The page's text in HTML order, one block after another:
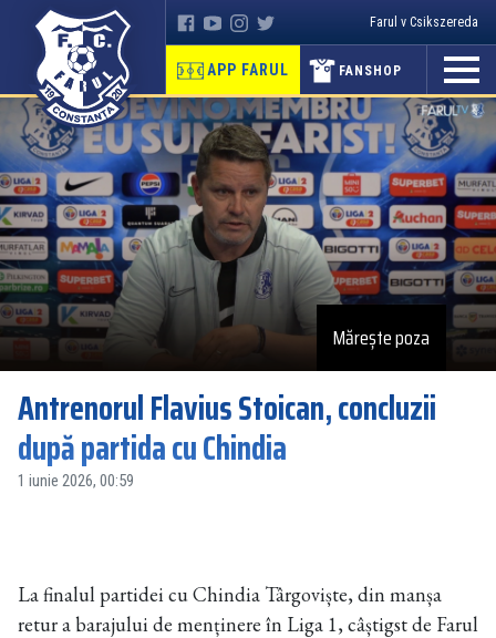
Farul v Csikszereda
APP FARUL FANSHOP
Mărește poza
Antrenorul Flavius Stoican, concluzii
după partida cu Chindia
1 iunie 2026, 00:59
La finalul partidei cu Chindia Târgoviște, din manșa
retur a barajului de menținere în Liga 1, câștigst de Farul